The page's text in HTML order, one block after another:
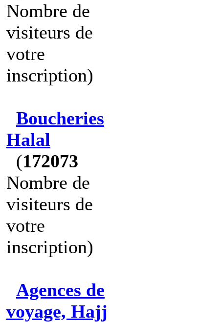
Nombre de
visiteurs de
votre
inscription)
Boucheries
Halal
(172073
Nombre de
visiteurs de
votre
inscription)
Agences de
voyage, Hajj